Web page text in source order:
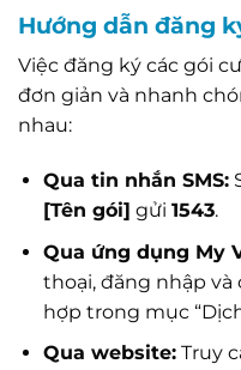
Hướng dẫn đăng
Việc đăng ký các gói
đơn giản và nhanh
nhau:
Qua tin nhắn SMS:
[Tên gói] gửi 1543.
Qua ứng dụng My
thoại, đăng nhập
hợp trong mục
Qua website:Truy